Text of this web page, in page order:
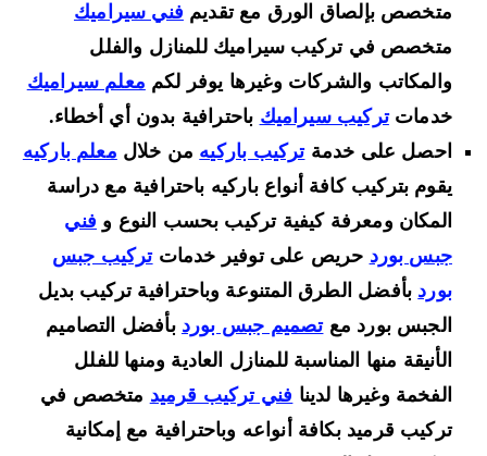
متخصص بإلصاق الورق مع تقديمفني سيراميك
متخصص في تركيب سيراميك للمنازل والفلل
والمكاتب والشركات وغيرها يوفر لكممعلم سيراميك
خدماتتركيب سيراميكباحترافية بدون أي أخطاء.
احصل على خدمةتركيب باركيه من خلالمعلم باركيه
يقوم بتركيب كافة أنواع باركيه باحترافية مع دراسة
المكان ومعرفة كيفية تركيب بحسب النوع وفني
جبس بوردحريص على توفير خدماتتركيب جبس
بوردبأفضل الطرق المتنوعة وباحترافية تركيب بديل
الجبس بورد مع تصميم جبس بوردبأفضل التصاميم
الأنيقة منها المناسبة للمنازل العادية ومنها للفلل
الفخمة وغيرها لدينافني تركيب قرميد متخصص في
تركيب قرميد بكافة أنواعه وباحترافية مع إمكانية